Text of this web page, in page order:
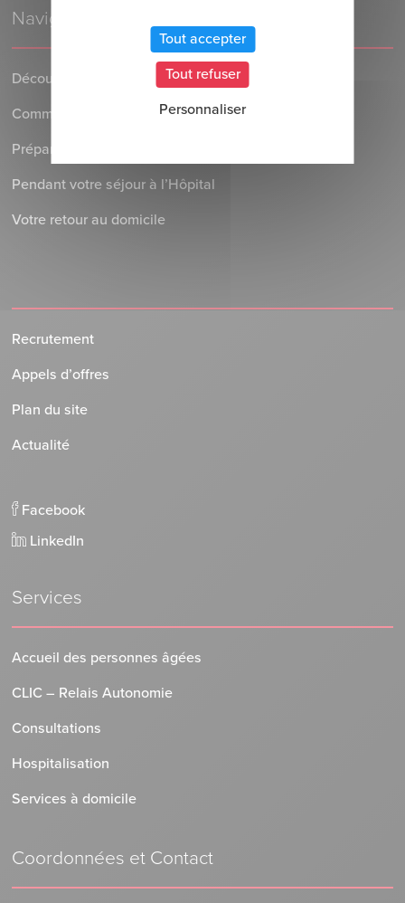
Navigation
Découvrez le Centre Hospitalier
Comment venir au Centre Hospitalier
Préparer votre séjour à l’Hôpital
Pendant votre séjour à l’Hôpital
Votre retour au domicile
Recrutement
Appels d’offres
Plan du site
Actualité
Facebook
LinkedIn
Services
Accueil des personnes âgées
CLIC – Relais Autonomie
Consultations
Hospitalisation
Services à domicile
Coordonnées et Contact
Tout accepter
Tout refuser
Personnaliser